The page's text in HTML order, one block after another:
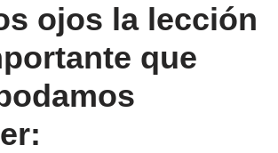
ojos la lección
que